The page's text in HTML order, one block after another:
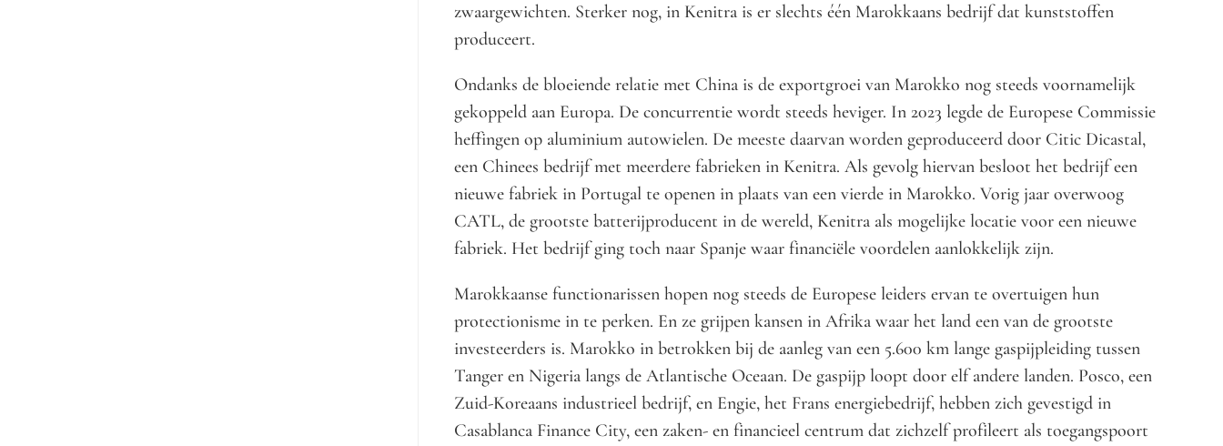
zwaargewichten. Sterker nog, in Kenitra is er slechts één Marokkaans bedrijf dat kunststoffen
produceert.
Ondanks de bloeiende relatie met China is de exportgroei van Marokko nog steeds voornamelijk
gekoppeld aan Europa. De concurrentie wordt steeds heviger. In 2023 legde de Europese Commissie
heffingen op aluminium autowielen. De meeste daarvan worden geproduceerd door Citic Dicastal,
een Chinees bedrijf met meerdere fabrieken in Kenitra. Als gevolg hiervan besloot het bedrijf een
nieuwe fabriek in Portugal te openen in plaats van een vierde in Marokko. Vorig jaar overwoog
CATL, de grootste batterijproducent in de wereld, Kenitra als mogelijke locatie voor een nieuwe
fabriek. Het bedrijf ging toch naar Spanje waar financiële voordelen aanlokkelijk zijn.
Marokkaanse functionarissen hopen nog steeds de Europese leiders ervan te overtuigen hun
protectionisme in te perken. En ze grijpen kansen in Afrika waar het land een van de grootste
investeerders is. Marokko in betrokken bij de aanleg van een 5.600 km lange gaspijpleiding tussen
Tanger en Nigeria langs de Atlantische Oceaan. De gaspijp loopt door elf andere landen. Posco, een
Zuid-Koreaans industrieel bedrijf, en Engie, het Frans energiebedrijf, hebben zich gevestigd in
Casablanca Finance City, een zaken- en financieel centrum dat zichzelf profileert als toegangspoort